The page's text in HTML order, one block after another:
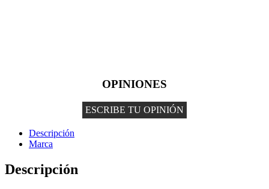
OPINIONES
ESCRIBE TU OPINIÓN
Descripción
Marca
Descripción